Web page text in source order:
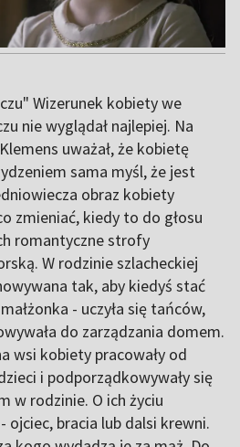
Wizerunek kobiety we
nie wyglądał najlepiej. Na
uważał, że kobietę
sama myśl, że jest
obraz kobiety
zmieniać, kiedy to do głosu
romantyczne strofy
W rodzinie szlacheckiej
tak, aby kiedyś stać
- uczyła się tańców,
do zarządzania domem.
wsi kobiety pracowały od
i podporządkowywały się
w rodzinie. O ich życiu
ojciec, bracia lub dalsi krewni.